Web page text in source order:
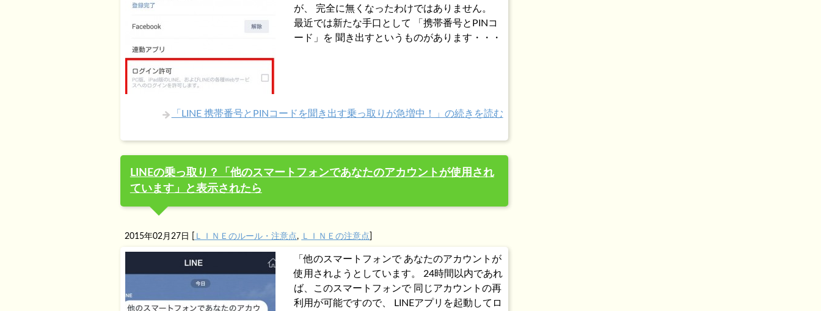
が、 完全に無くなったわけではありません。
最近では新たな手口として 「携帯番号とPINコ
ード」を 聞き出すというものがあります・・・
「LINE 携帯番号とPINコードを聞き出す乗っ取りが急増中！」の続きを読む
LINEの乗っ取り？「他のスマートフォンであなたのアカウントが使用され
ています」と表示されたら
2015年02月27日 ＬＩＮＥのルール・注意点, ＬＩＮＥの注意点
「他のスマートフォンで あなたのアカウントが
使用されようとしています。 24時間以内であれ
ば、このスマートフォンで 同じアカウントの再
利用が可能ですので、 LINEアプリを起動してロ